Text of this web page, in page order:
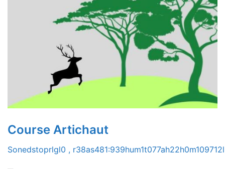
Course Artichaut
Sonedstoprlgl0 ,